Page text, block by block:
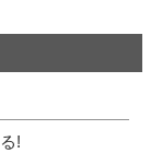
!